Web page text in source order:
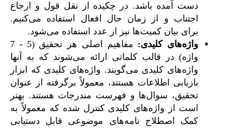
دست آمده باشد. در چکیده از نقل قول و ارجاع
اجتناب و از زمان حال افعال استفاده می‌‌کنیم.
برای بیان کمیت‌‌ها نیز از عدد استفاده می­‌شود.
واژه­‌های کلیدی:
مفاهیم اصلی هر تحقیق (5 - 7
واژه) در قالب کلماتی ارائه می‌شوند که به آنها
واژه­‌های کلیدی می‌گویند. واژه‌های کلیدی که ابزار
بازیابی اطلاعات هستند، معمولاً برگرفته از عنوان
تحقیق، سوال‌ها و فهرست مندرجات هستند. بهتر
است از واژه‌های کلیدی کنترل شده که معمولاً به
کمک اصطلاح نامه­‌های موضوعی قابل دستیابی